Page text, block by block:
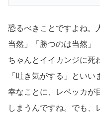
恐るべきことですよね。
当然」「勝つのは当然」
ちゃんとイイカンジに死
「吐き気がする」とい
幸なことに、レベッカが
しまうんですね。でも、